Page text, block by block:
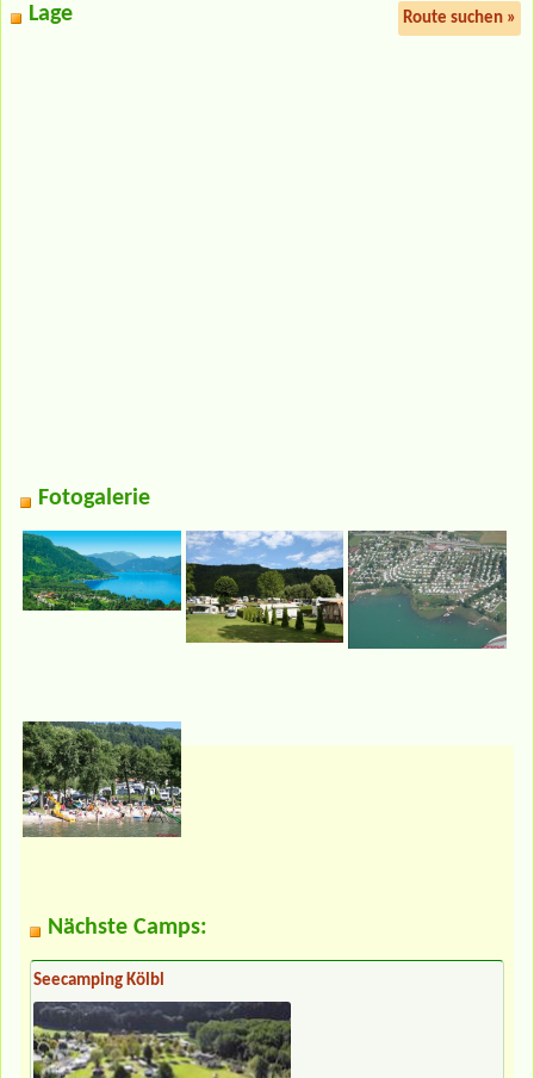
Lage Route suchen »
Fotogalerie
Nächste Camps:
Seecamping Kölbl